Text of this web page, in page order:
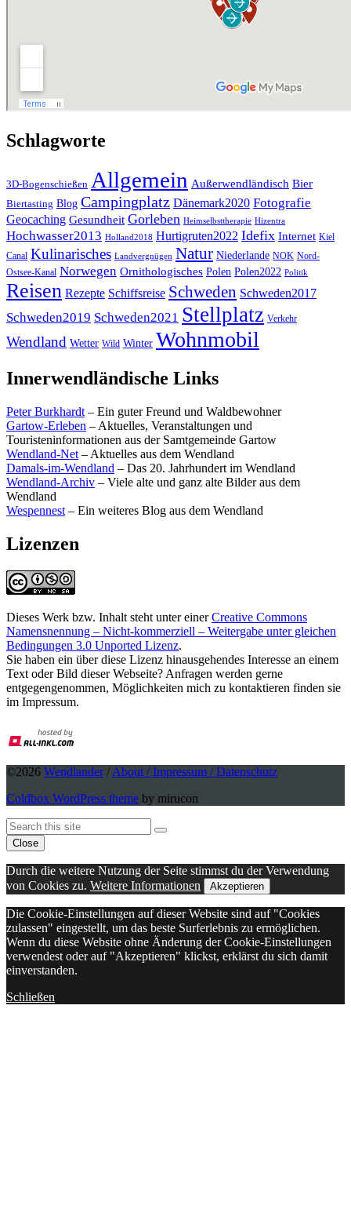
Schlagworte
3D-Bogenschießen Allgemein Außerwendländisch Bier
Biertasting Blog Campingplatz Dänemark2020 Fotografie
Geocaching Gesundheit Gorleben Heimselbsttherapie Hizentra
Hochwasser2013 Holland2018 Hurtigruten2022 Idefix Internet Kiel
Canal Kulinarisches Landvergnügen Natur Niederlande NOK Nord-
Ostsee-Kanal Norwegen Ornithologisches Polen Polen2022 Politik
Reisen Rezepte Schiffsreise Schweden Schweden2017
Schweden2019 Schweden2021 Stellplatz Verkehr
Wendland Wetter Wild Winter Wohnmobil
Innerwendländische Links
Peter Burkhardt – Ein guter Freund und Waldbewohner
Gartow-Erleben – Aktuelles, Veranstaltungen und
Touristeninformationen aus der Samtgemeinde Gartow
Wendland-Net – Aktuelles aus dem Wendland
Damals-im-Wendland – Das 20. Jahrhundert im Wendland
Wendland-Archiv – Viele alte und ganz alte Bilder aus dem
Wendland
Wespennest – Ein weiteres Blog aus dem Wendland
Lizenzen
Dieses Werk bzw. Inhalt steht unter einerCreative Commons
Namensnennung – Nicht-kommerziell – Weitergabe unter gleichen
Bedingungen 3.0 Unported Lizenz.
Sie haben ein über diese Lizenz hinausgehendes Interesse an einem
Text oder Bild dieser Webseite? Anfragen werden gerne
entgegengenommen, Möglichkeiten mich zu kontaktieren finden sie
im Impressum.
©2026 Wendlander/ About / Impressum / Datenschutz
Coldbox WordPress theme by mirucon
Back
To
Top
Search
Search
Close
Durch die weitere Nutzung der Seite stimmst du der Verwendung
von Cookies zu. Weitere Informationen Akzeptieren
Die Cookie-Einstellungen auf dieser Website sind auf "Cookies
zulassen" eingestellt, um das beste Surferlebnis zu ermöglichen.
Wenn du diese Website ohne Änderung der Cookie-Einstellungen
verwendest oder auf "Akzeptieren" klickst, erklärst du sich damit
einverstanden.
Schließen